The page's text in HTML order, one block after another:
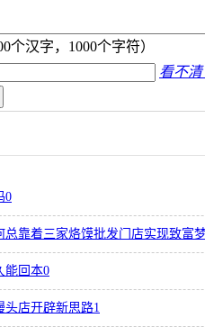
个汉字，1000个字符）
看不
0
总靠着三家烙馍批发门店实现致富
能回本0
头店开辟新思路1